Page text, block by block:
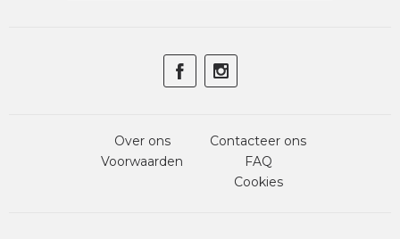
Over ons
Voorwaarden
Contacteer ons
FAQ
Cookies